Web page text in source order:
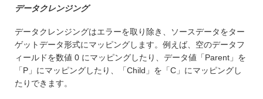
データクレンジング
データクレンジングはエラーを取り除き、ソースデータをター
ゲットデータ形式にマッピングします。例えば、空のデータフ
ィールドを数値 0 にマッピングしたり、データ値「Parent」を
「P」にマッピングしたり、「Child」を「C」にマッピングし
たりできます。